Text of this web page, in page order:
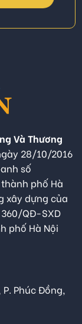
Và Thương
28/10/2016
số
phố Hà
xây dựng của
QĐ-SXD
phố Hà Nội
Phúc Đồng,